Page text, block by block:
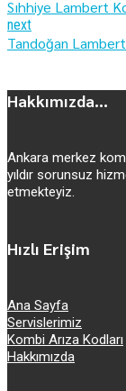
Sıhhiye Lambert
next
Tandoğan
Hakkımızda...
Ankara merkez
yıldır sorunsuz
etmekteyiz.
Hızlı Erişim
Ana Sayfa
Servislerimiz
Kombi Arıza Kodları
Hakkımızda